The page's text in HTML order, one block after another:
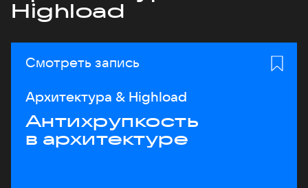
Highload
Смотреть запись
Архитектура & Highload
Антихрупкость
в архитектуре